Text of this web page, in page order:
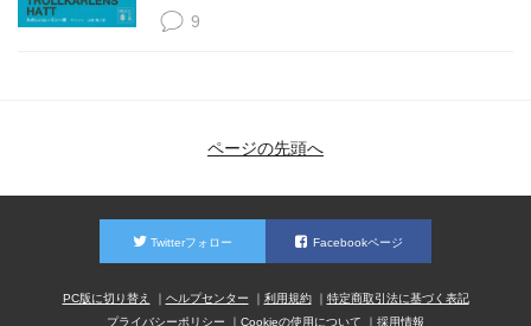
9
ページの先頭へ
Twitterフォロー Facebookページ
PC版に切り替え ヘルプセンター 利用規約
特定商取引法に基づく表記
プライバシーポリシー
Cookieの使用について 採用情報